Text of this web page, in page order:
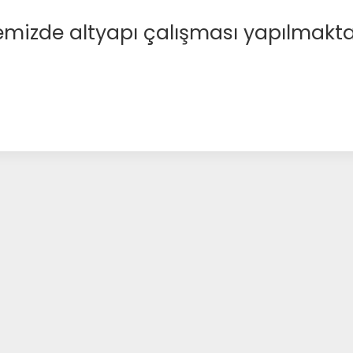
altyapı çalışması